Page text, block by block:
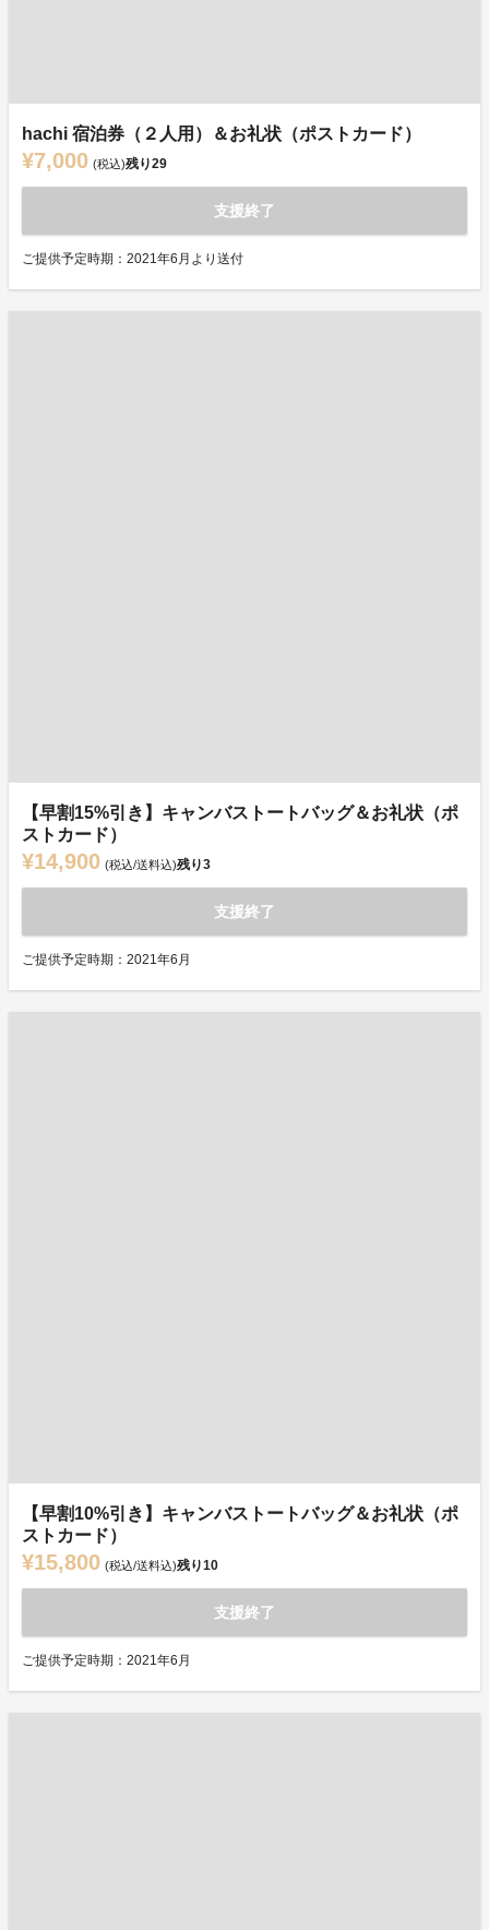
hachi 宿泊券（２人用）＆お礼状（ポストカード）
¥7,000 (税込)残り29
支援終了
ご提供予定時期：2021年6月より送付
【早割15%引き】キャンバストートバッグ＆お礼状（ポ
ストカード）
¥14,900 (税込/送料込)残り3
支援終了
ご提供予定時期：2021年6月
【早割10%引き】キャンバストートバッグ＆お礼状（ポ
ストカード）
¥15,800 (税込/送料込)残り10
支援終了
ご提供予定時期：2021年6月